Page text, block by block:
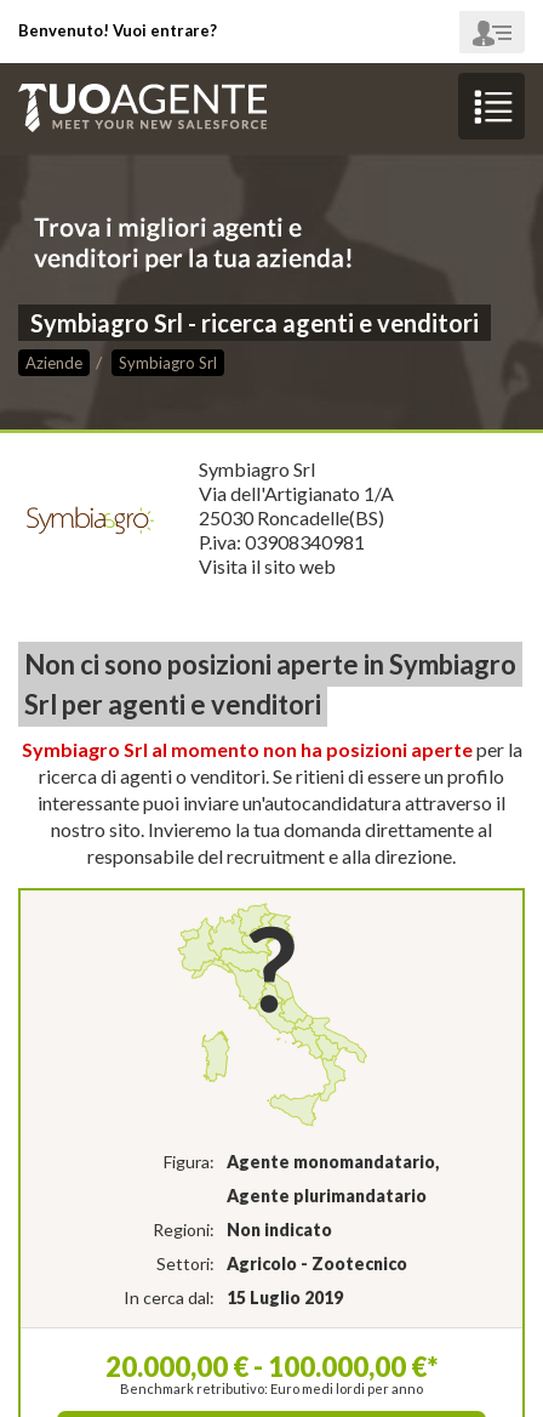
Benvenuto! Vuoi entrare?
Symbiagro Srl - ricerca agenti e venditori
Aziende Symbiagro Srl
Symbiagro Srl
Via dell'Artigianato 1/A
25030 Roncadelle(BS)
P.iva: 03908340981
Visita il sito web
Non ci sono posizioni aperte in Symbiagro
Srl per agenti e venditori
Symbiagro Srl al momento non ha posizioni aperteper la
ricerca di agenti o venditori. Se ritieni di essere un profilo
interessante puoi inviare un'autocandidatura attraverso il
nostro sito. Invieremo la tua domanda direttamente al
responsabile del recruitment e alla direzione.
Figura:
Agente monomandatario,
Agente plurimandatario
Regioni:
Non indicato
Settori:
Agricolo - Zootecnico
In cerca dal:
15 Luglio 2019
20.000,00 € - 100.000,00 €*
Benchmark retributivo: Euro medi lordi per anno